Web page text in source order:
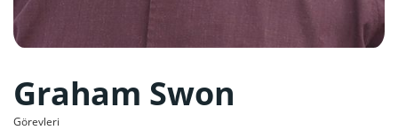
Graham Swon
Görevleri